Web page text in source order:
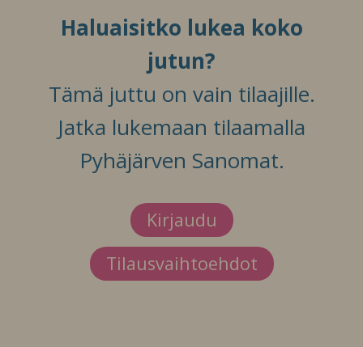
Haluaisitko lukea koko
jutun?
Tämä juttu on vain tilaajille.
Jatka lukemaan tilaamalla
Pyhäjärven Sanomat.
Kirjaudu
Tilausvaihtoehdot